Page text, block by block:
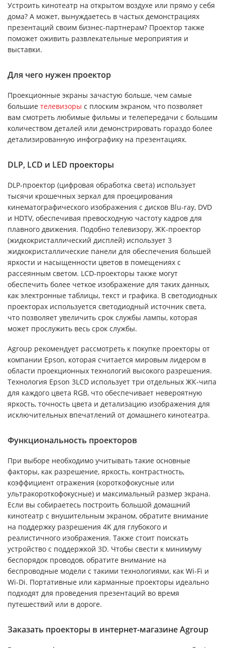
Устроить кинотеатр на открытом воздухе или прямо у себя
дома? А может, вынуждаетесь в частых демонстрациях
презентаций своим бизнес-партнерам? Проектор также
поможет оживить развлекательные мероприятия и
выставки.
Для чего нужен проектор
Проекционные экраны зачастую больше, чем самые
большие телевизоры с плоским экраном, что позволяет
вам смотреть любимые фильмы и телепередачи с большим
количеством деталей или демонстрировать гораздо более
детализированную инфографику на презентациях.
DLP, LCD и LED проекторы
DLP-проектор (цифровая обработка света) использует
тысячи крошечных зеркал для проецирования
кинематографического изображения с дисков Blu-ray, DVD
и HDTV, обеспечивая превосходную частоту кадров для
плавного движения. Подобно телевизору, ЖК-проектор
(жидкокристаллический дисплей) использует 3
жидкокристаллические панели для обеспечения большей
яркости и насыщенности цветов в помещениях с
рассеянным светом. LCD-проекторы также могут
обеспечить более четкое изображение для таких данных,
как электронные таблицы, текст и графика. В светодиодных
проекторах используется светодиодный источник света,
что позволяет увеличить срок службы лампы, которая
может прослужить весь срок службы.
Agroup рекомендует рассмотреть к покупке проекторы от
компании Epson, которая считается мировым лидером в
области проекционных технологий высокого разрешения.
Технология Epson 3LCD использует три отдельных ЖК-чипа
для каждого цвета RGB, что обеспечивает невероятную
яркость, точность цвета и детализацию изображения для
исключительных впечатлений от домашнего кинотеатра.
Функциональность проекторов
При выборе необходимо учитывать такие основные
факторы, как разрешение, яркость, контрастность,
коэффициент отражения (короткофокусные или
ультракороткофокусные) и максимальный размер экрана.
Если вы собираетесь построить большой домашний
кинотеатр с внушительным экраном, обратите внимание
на поддержку разрешения 4K для глубокого и
реалистичного изображения. Также стоит поискать
устройство с поддержкой 3D. Чтобы свести к минимуму
беспорядок проводов, обратите внимание на
беспроводные модели с такими технологиями, как Wi-Fi и
Wi-Di. Портативные или карманные проекторы идеально
подходят для проведения презентаций во время
путешествий или в дороге.
Заказать проекторы в интернет-магазине Agroup